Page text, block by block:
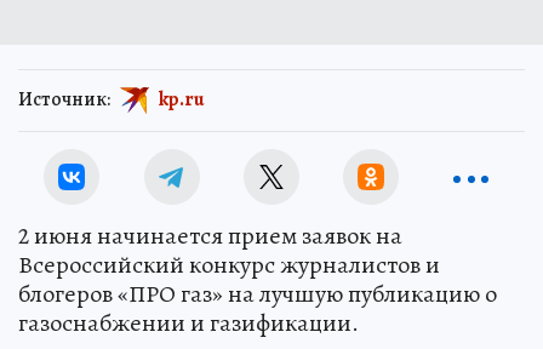
Источник: kp.ru
2 июня начинается прием заявок на
Всероссийский конкурс журналистов и
блогеров «ПРО газ» на лучшую публикацию о
газоснабжении и газификации.